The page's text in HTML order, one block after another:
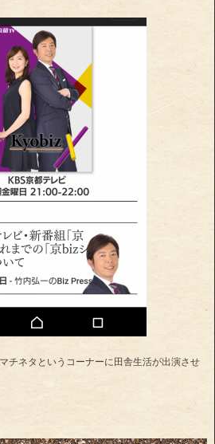
チネタというコーナーに田舎生活が出演させ